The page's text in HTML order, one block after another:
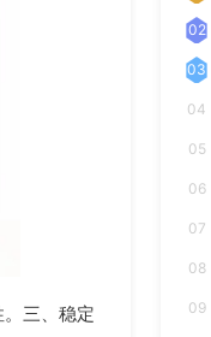
三、稳定
02
03
04
05
06
07
08
09